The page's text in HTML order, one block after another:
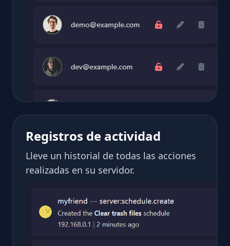
Registros de actividad
Lleve un historial de todas las acciones
realizadas en su servidor.